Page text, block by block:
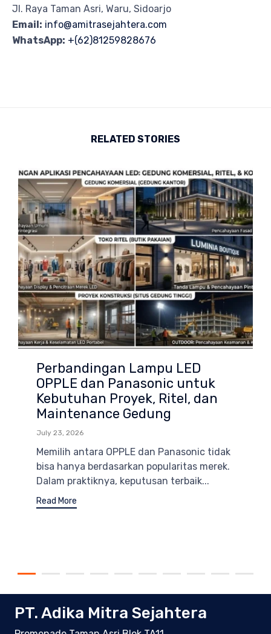
Jl. Raya Taman Asri, Waru, Sidoarjo
Email: info@amitrasejahtera.com
WhatsApp: +(62)81259828676
RELATED STORIES
Perbandingan Lampu LED
OPPLE dan Panasonic untuk
Kebutuhan Proyek, Ritel, dan
Maintenance Gedung
July 23, 2026
Memilih antara OPPLE dan Panasonic tidak
bisa hanya berdasarkan popularitas merek.
Dalam praktiknya, keputusan terbaik...
Read More
PT. Adika Mitra Sejahtera